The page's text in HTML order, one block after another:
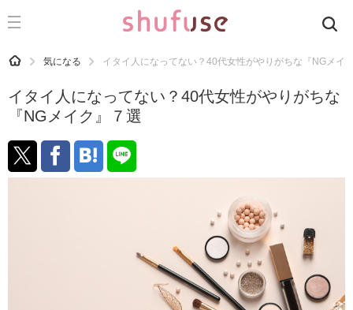
CATEGORY 記事カテゴリ
運気
洗濯
生活の知恵
HOME 気になる イタイ人になってない？40代女性がやりがちな『NGメイ
イタイ人になってない？40代女性がやりがちな
『NGメイク』７選